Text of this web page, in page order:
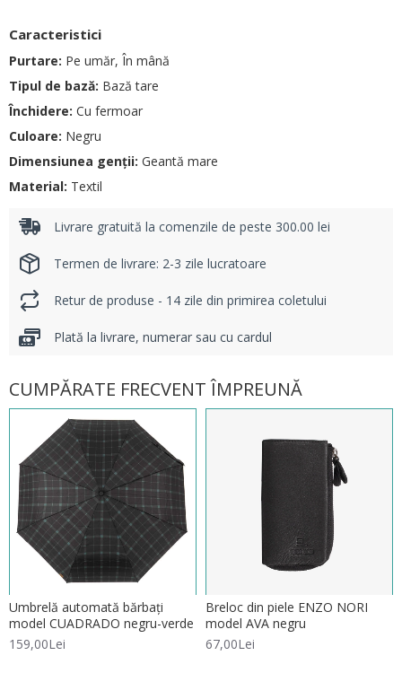
Caracteristici
Purtare: Pe umăr, În mână
Tipul de bază: Bază tare
Închidere: Cu fermoar
Culoare: Negru
Dimensiunea genții: Geantă mare
Material: Textil
Livrare gratuită la comenzile de peste 300.00 lei
Termen de livrare: 2-3 zile lucratoare
Retur de produse - 14 zile din primirea coletului
Plată la livrare, numerar sau cu cardul
CUMPĂRATE FRECVENT ÎMPREUNĂ
Umbrelă automată bărbați
model CUADRADO negru-verde
159,00Lei
Breloc din piele ENZO NORI
model AVA negru
67,00Lei